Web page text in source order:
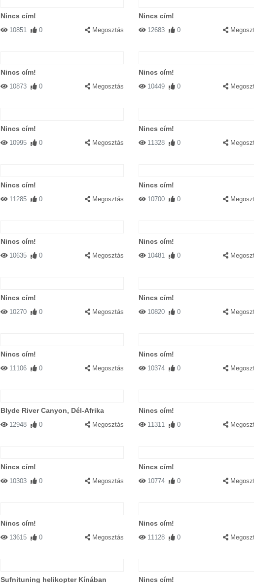
Nincs cím!
10851 0 Megosztás
Nincs cím!
12683 0
Nincs cím!
10873 0 Megosztás
Nincs cím!
10449 0
Nincs cím!
10995 0 Megosztás
Nincs cím!
11328 0
Nincs cím!
11285 0 Megosztás
Nincs cím!
10700 0
Nincs cím!
10635 0 Megosztás
Nincs cím!
10481 0
Nincs cím!
10270 0 Megosztás
Nincs cím!
10820 0
Nincs cím!
11106 0 Megosztás
Nincs cím!
10374 0
Blyde River Canyon, Dél-Afrika
12948 0 Megosztás
Nincs cím!
11311 0
Nincs cím!
10303 0 Megosztás
Nincs cím!
10774 0
Nincs cím!
13615 0 Megosztás
Nincs cím!
11128 0
Sufnituning helikopter Kínában Nincs cím!